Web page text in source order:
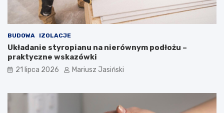
BUDOWA IZOLACJE
Układanie styropianu na nierównym podłożu –
praktyczne wskazówki
21 lipca 2026 Mariusz Jasiński